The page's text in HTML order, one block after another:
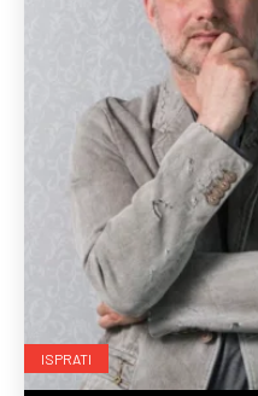
ISPRATI